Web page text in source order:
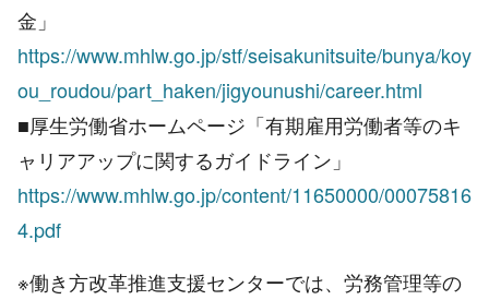
金」
https://www.mhlw.go.jp/stf/seisakunitsuite/bunya/koy
ou_roudou/part_haken/jigyounushi/career.html
■厚生労働省ホームページ「有期雇用労働者等のキ
ャリアアップに関するガイドライン」
https://www.mhlw.go.jp/content/11650000/00075816
4.pdf
※働き方改革推進支援センターでは、労務管理等の